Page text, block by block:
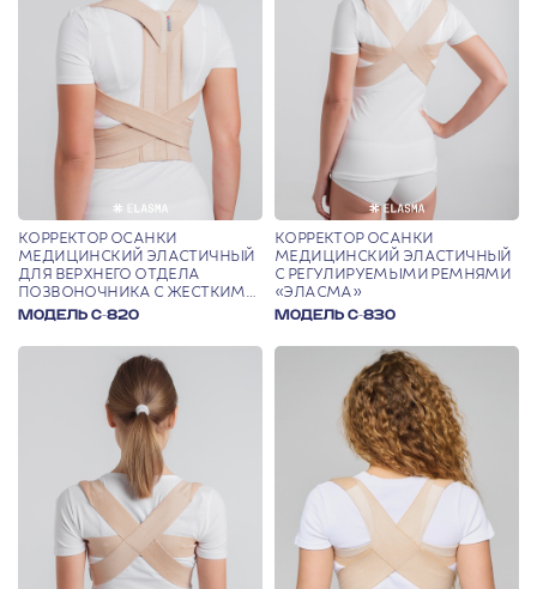
КОРРЕКТОР ОСАНКИ
МЕДИЦИНСКИЙ ЭЛАСТИЧНЫЙ
ДЛЯ ВЕРХНЕГО ОТДЕЛА
ПОЗВОНОЧНИКА С ЖЕСТКИМИ
ВСТАВКАМИ «ЭЛАСМА»
МОДЕЛЬ С-820
КОРРЕКТОР ОСАНКИ
МЕДИЦИНСКИЙ ЭЛАСТИЧНЫЙ
С РЕГУЛИРУЕМЫМИ РЕМНЯМИ
«ЭЛАСМА»
МОДЕЛЬ С-830